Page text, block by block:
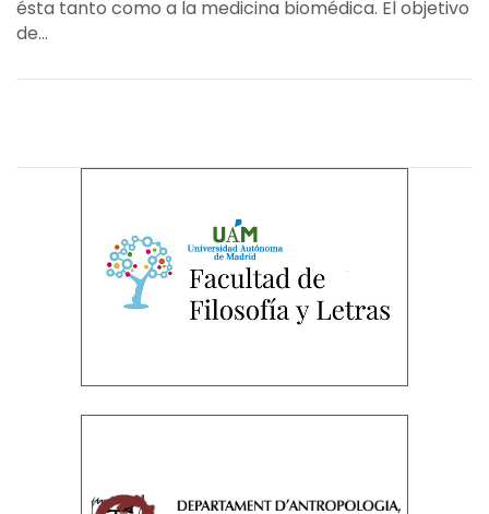
ésta tanto como a la medicina biomédica. El objetivo
de...